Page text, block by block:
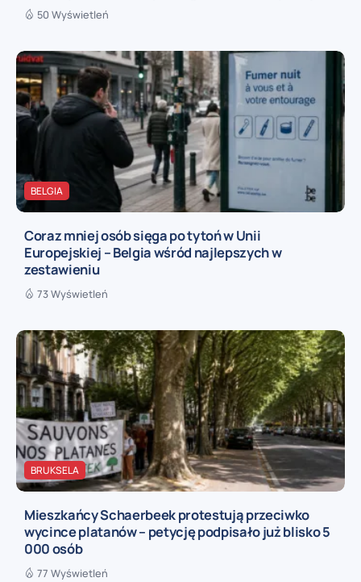
50 Wyświetleń
BELGIA
Coraz mniej osób sięga po tytoń w Unii
Europejskiej – Belgia wśród najlepszych w
zestawieniu
73 Wyświetleń
BRUKSELA
Mieszkańcy Schaerbeek protestują przeciwko
wycince platanów – petycję podpisało już blisko 5
000 osób
77 Wyświetleń